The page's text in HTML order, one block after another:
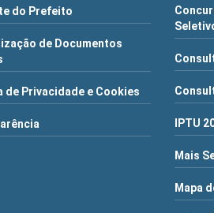
do Prefeito
de Documentos
de Privacidade e Cookies
IPTU
Mais
Mapa